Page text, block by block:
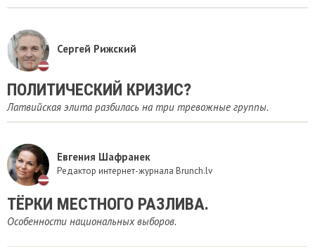
Сергей Рижский
ПОЛИТИЧЕСКИЙ КРИЗИС?
Латвийская элита разбилась на три тревожные группы.
Евгения Шафранек
Редактор интернет-журнала Brunch.lv
ТЁРКИ МЕСТНОГО РАЗЛИВА.
Особенности национальных выборов.